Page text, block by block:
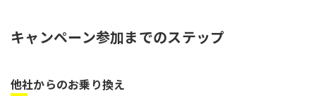
キャンペーン参加までのステップ
他社からのお乗り換え